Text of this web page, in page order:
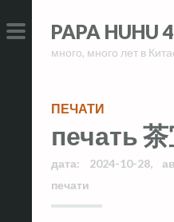
to
PRIMARY
to
PAPA HUHU
много, много лет в
ПЕЧАТИ
печать
дата: 2024-10-28,
печати